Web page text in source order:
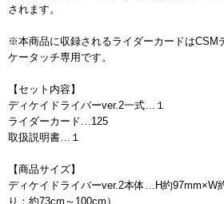
されます。
※本商品に収録されるライダーカードはCSM
ケータッチ専用です。
【セット内容】
ディケイドライバーver.2一式…１
ライダーカード…125
取扱説明書…１
【商品サイズ】
ディケイドライバーver.2本体…H約97mm×W
り：約73cm～100cm）